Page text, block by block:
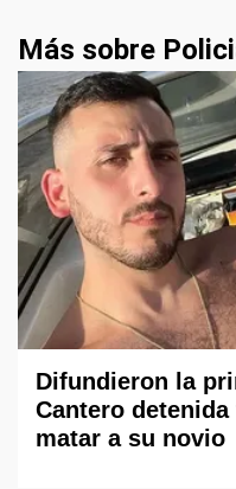
Más sobre
Difundieron la
Cantero
matar a su novio